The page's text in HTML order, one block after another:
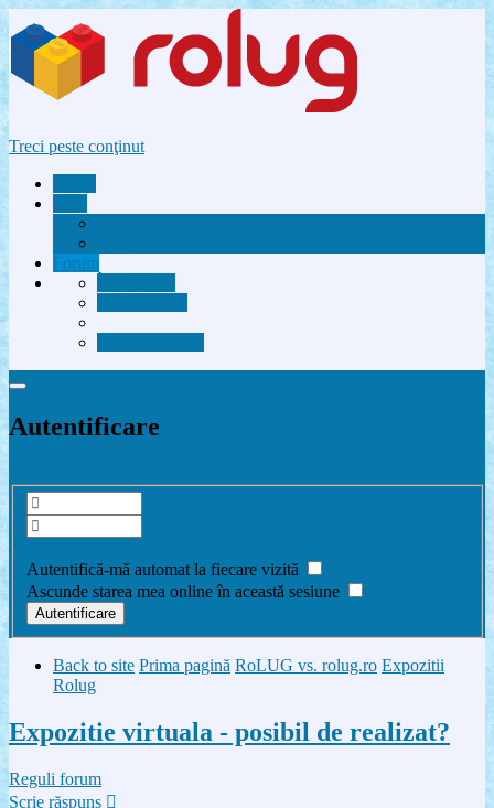
Treci peste conţinut
Forum
Autentificare
Autentifică-mă automat la fiecare vizită
Ascunde starea mea online în această sesiune
Back to site Prima pagină RoLUG vs. rolug.ro Expozitii
Rolug
Expozitie virtuala - posibil de realizat?
Reguli forum
Scrie răspuns